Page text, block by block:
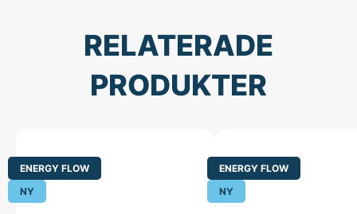
RELATERADE
PRODUKTER
ENERGY FLOW
NY
ENERGY FLOW
NY